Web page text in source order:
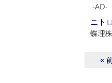
‐AD‐
ニト
蝶理
«